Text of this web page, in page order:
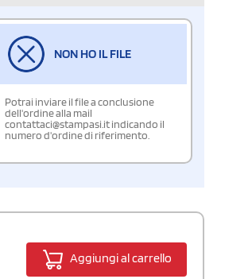
NON HO IL FILE
Potrai inviare il file a conclusione
dell'ordine alla mail
contattaci@stampasi.it indicando il
numero d'ordine di riferimento.
Aggiungi al carrello